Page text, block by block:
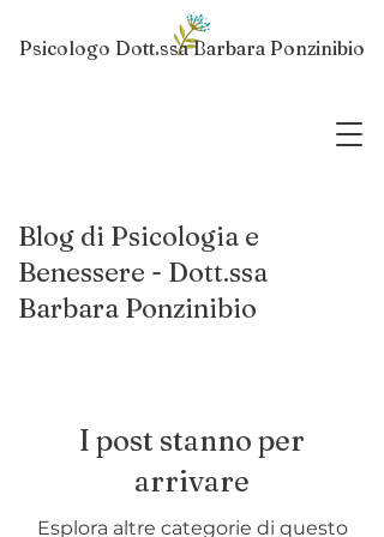
Psicologo Dott.ssa Barbara Ponzinibio
Blog di Psicologia e
Benessere - Dott.ssa
Barbara Ponzinibio
I post stanno per
arrivare
Esplora altre categorie di questo